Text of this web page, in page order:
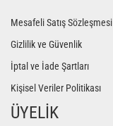
Mesafeli Satış Sözleşmesi
Gizlilik ve Güvenlik
İptal ve İade Şartları
Kişisel Veriler Politikası
ÜYELİK